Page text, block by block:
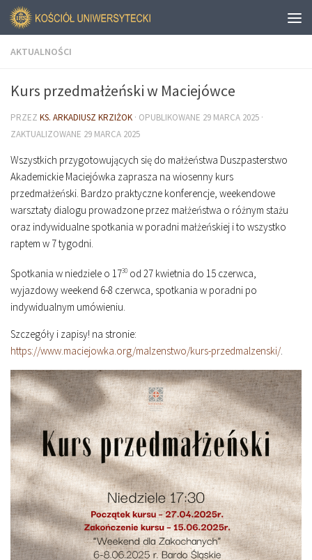
AKTUALNOŚCI
Kurs przedmałżeński w Maciejówce
PRZEZ KS. ARKADIUSZ KRZIŻOK · OPUBLIKOWANE 29 MARCA 2025 ·
ZAKTUALIZOWANE 29 MARCA 2025
Wszystkich przygotowujących się do małżeństwa Duszpasterstwo
Akademickie Maciejówka zaprasza na wiosenny kurs
przedmałżeński. Bardzo praktyczne konferencje, weekendowe
warsztaty dialogu prowadzone przez małżeństwa o różnym stażu
oraz indywidualne spotkania w poradni małżeńskiej i to wszystko
raptem w 7 tygodni.
Spotkania w niedziele o 1730 od 27 kwietnia do 15 czerwca,
wyjazdowy weekend 6-8 czerwca, spotkania w poradni po
indywidualnym umówieniu.
Szczegóły i zapisy! na stronie:
https://www.maciejowka.org/malzenstwo/kurs-przedmalzenski/.